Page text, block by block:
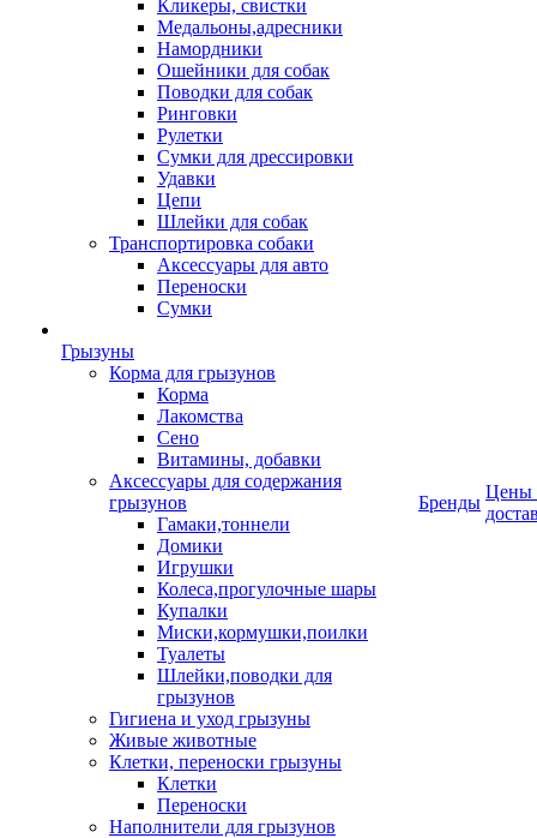
Кликеры, свистки
Медальоны,адресники
Намордники
Ошейники для собак
Поводки для собак
Ринговки
Рулетки
Сумки для дрессировки
Удавки
Цепи
Шлейки для собак
Транспортировка собаки
Аксессуары для авто
Переноски
Сумки
Грызуны
Корма для грызунов
Корма
Лакомства
Сено
Витамины, добавки
Аксессуары для содержания
грызунов
Гамаки,тоннели
Домики
Игрушки
Колеса,прогулочные шары
Купалки
Миски,кормушки,поилки
Туалеты
Шлейки,поводки для
грызунов
Гигиена и уход грызуны
Живые животные
Клетки, переноски грызуны
Клетки
Переноски
Наполнители для грызунов
Бренды
Цены